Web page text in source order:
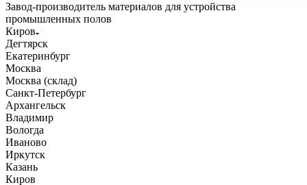
Завод-производитель материалов для устройства
промышленных полов
Киров
Дегтярск
Екатеринбург
Москва
Москва (склад)
Санкт-Петербург
Архангельск
Владимир
Вологда
Иваново
Иркутск
Казань
Киров